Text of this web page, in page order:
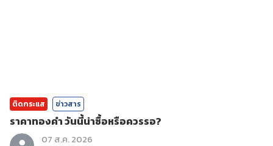
ติดกระแส ข่าวสาร
ราคาทองคํา วันนี้น่าซื้อหรือควรรอ?
07 ส.ค. 2026